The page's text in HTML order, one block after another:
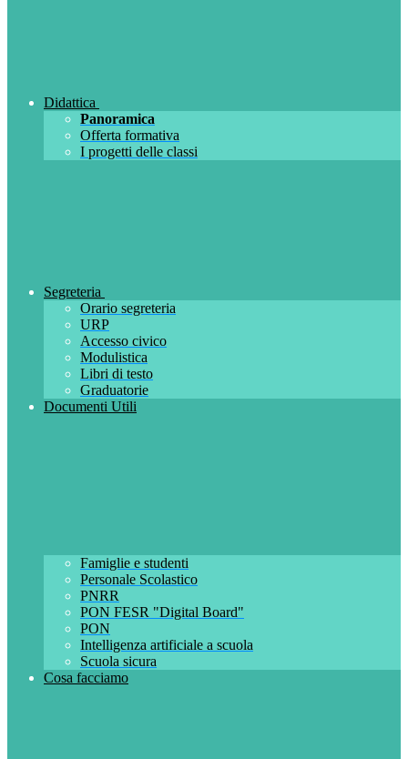
Didattica
Panoramica
Offerta formativa
I progetti delle classi
Segreteria
Orario segreteria
URP
Accesso civico
Modulistica
Libri di testo
Graduatorie
Documenti Utili
Famiglie e studenti
Personale Scolastico
PNRR
PON FESR "Digital Board"
PON
Intelligenza artificiale a scuola
Scuola sicura
Cosa facciamo